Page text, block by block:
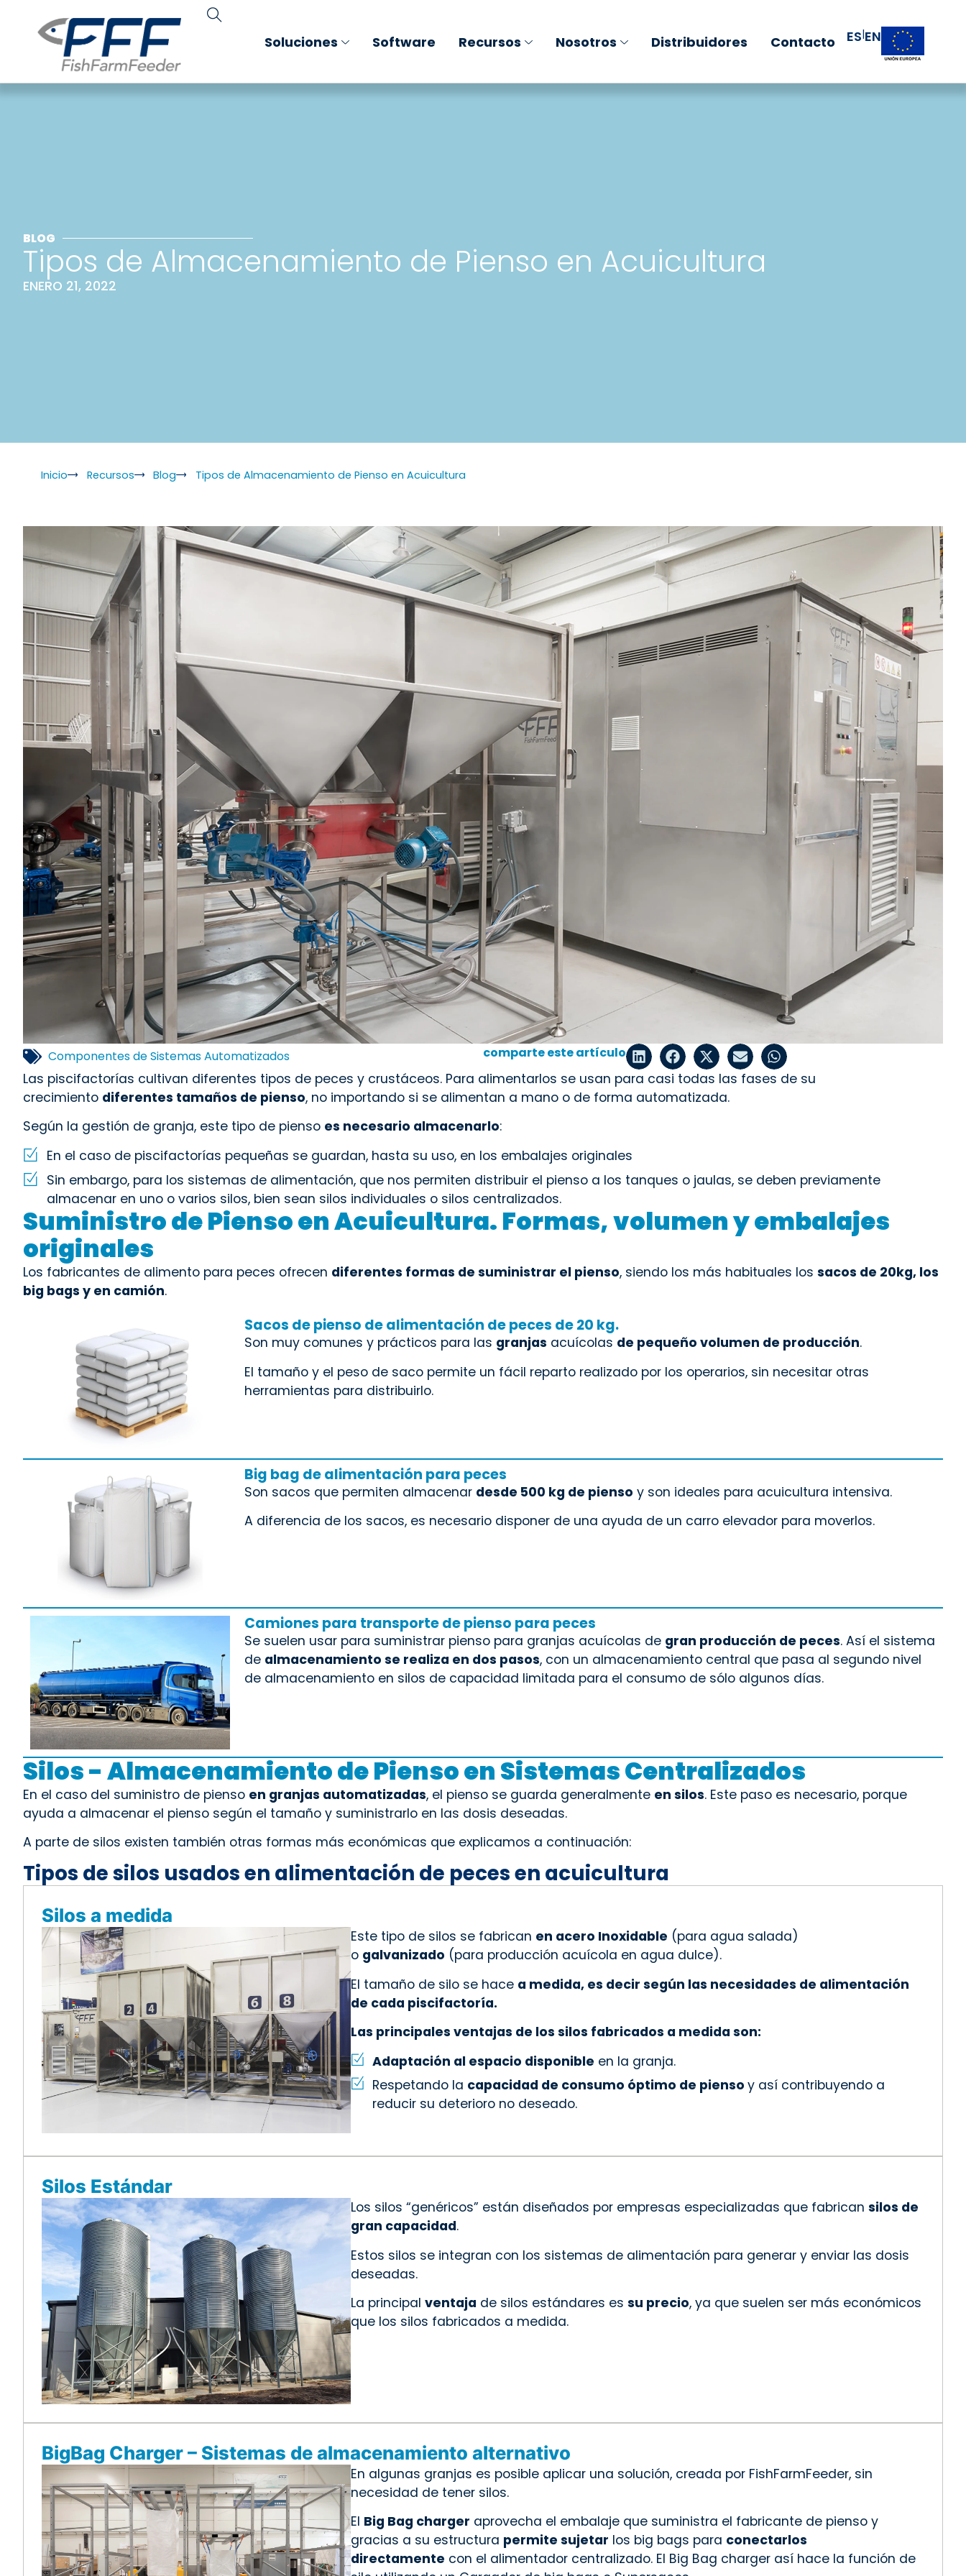
Soluciones Software Recursos Nosotros Distribuidores Contacto ES|EN
BLOG
Tipos de Almacenamiento de Pienso en Acuicultura
ENERO 21, 2022
Inicio Recursos Blog Tipos de Almacenamiento de Pienso en Acuicultura
Componentes de Sistemas Automatizados comparte este artículo
Las piscifactorías cultivan diferentes tipos de peces y crustáceos. Para alimentarlos se usan para casi todas las fases de su
crecimiento diferentes tamaños de pienso, no importando si se alimentan a mano o de forma automatizada.
Según la gestión de granja, este tipo de pienso es necesario almacenarlo:
En el caso de piscifactorías pequeñas se guardan, hasta su uso, en los embalajes originales
Sin embargo, para los sistemas de alimentación, que nos permiten distribuir el pienso a los tanques o jaulas, se deben previamente
almacenar en uno o varios silos, bien sean silos individuales o silos centralizados.
Suministro de Pienso en Acuicultura. Formas, volumen y embalajes
originales
Los fabricantes de alimento para peces ofrecen diferentes formas de suministrar el pienso, siendo los más habituales los sacos de 20kg, los
big bags y en camión.
Sacos de pienso de alimentación de peces de 20 kg.
Son muy comunes y prácticos para las granjas acuícolas de pequeño volumen de producción.
El tamaño y el peso de saco permite un fácil reparto realizado por los operarios, sin necesitar otras
herramientas para distribuirlo.
Big bag de alimentación para peces
Son sacos que permiten almacenar desde 500 kg de pienso y son ideales para acuicultura intensiva.
A diferencia de los sacos, es necesario disponer de una ayuda de un carro elevador para moverlos.
Camiones para transporte de pienso para peces
Se suelen usar para suministrar pienso para granjas acuícolas de gran producción de peces. Así el sistema
de almacenamiento se realiza en dos pasos, con un almacenamiento central que pasa al segundo nivel
de almacenamiento en silos de capacidad limitada para el consumo de sólo algunos días.
Silos - Almacenamiento de Pienso en Sistemas Centralizados
En el caso del suministro de pienso en granjas automatizadas, el pienso se guarda generalmente en silos. Este paso es necesario, porque
ayuda a almacenar el pienso según el tamaño y suministrarlo en las dosis deseadas.
A parte de silos existen también otras formas más económicas que explicamos a continuación:
Tipos de silos usados en alimentación de peces en acuicultura
Silos a medida
Este tipo de silos se fabrican en acero Inoxidable (para agua salada)
o galvanizado (para producción acuícola en agua dulce).
El tamaño de silo se hace a medida, es decir según las necesidades de alimentación
de cada piscifactoría.
Las principales ventajas de los silos fabricados a medida son:
Adaptación al espacio disponible en la granja.
Respetando la capacidad de consumo óptimo de pienso y así contribuyendo a
reducir su deterioro no deseado.
Silos Estándar
Los silos “genéricos” están diseñados por empresas especializadas que fabrican silos de
gran capacidad.
Estos silos se integran con los sistemas de alimentación para generar y enviar las dosis
deseadas.
La principal ventaja de silos estándares es su precio, ya que suelen ser más económicos
que los silos fabricados a medida.
BigBag Charger – Sistemas de almacenamiento alternativo
En algunas granjas es posible aplicar una solución, creada por FishFarmFeeder, sin
necesidad de tener silos.
El Big Bag charger aprovecha el embalaje que suministra el fabricante de pienso y
gracias a su estructura permite sujetar los big bags para conectarlos
directamente con el alimentador centralizado. El Big Bag charger así hace la función de